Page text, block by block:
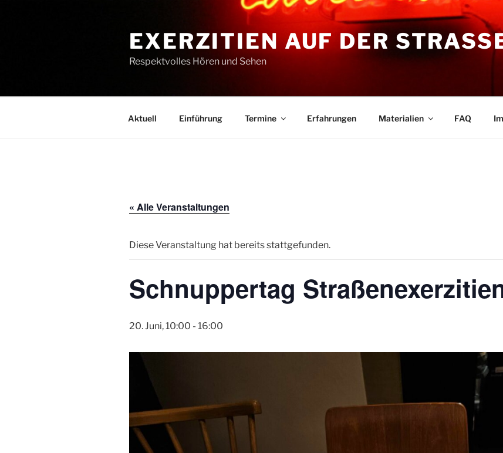
EXERZITIEN AUF DER STRASSE
Respektvolles Hören und Sehen
Aktuell Einführung Termine Erfahrungen Materialien FAQ
« Alle Veranstaltungen
Diese Veranstaltung hat bereits stattgefunden.
Schnuppertag
20. Juni, 10:00 - 16:00